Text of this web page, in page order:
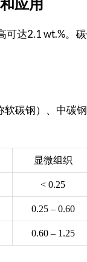
达2.1 wt.%。
碳钢）、中碳
显微组织
< 0.25
0.25 – 0.60
0.60 – 1.25